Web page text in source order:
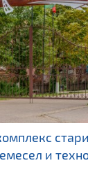
парки и
и